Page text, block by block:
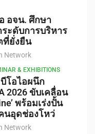
อจน. ศึกษา
ระดับการบริหาร
ที่ยั่งยืน
Network
& EXHIBITIONS
โอไอผนึก
2026 ขับเคลื่อน
พร้อมเร่งปั้น
นอุดช่องโหว่
Network